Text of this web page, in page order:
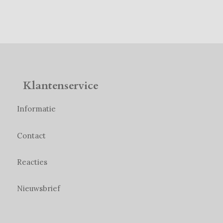
Klantenservice
Informatie
Contact
Reacties
Nieuwsbrief